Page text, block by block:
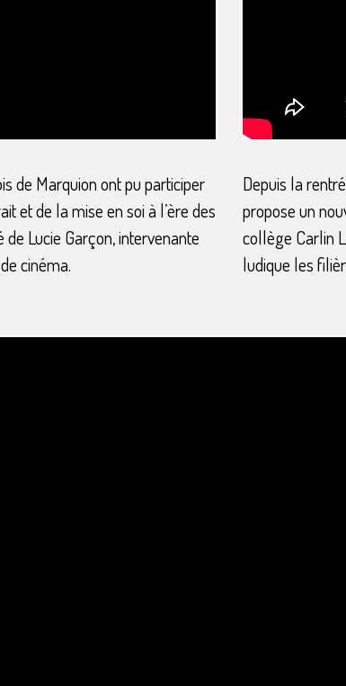
de Marquion ont pu participer
et de la mise en soi à l’ère des
Lucie Garçon, intervenante
cinéma.
Depuis la
propose un
collège Carlin
ludique les